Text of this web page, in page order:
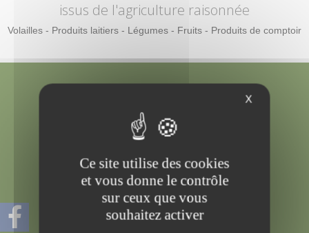
issus de l'agriculture raisonnée
Volailles - Produits laitiers - Légumes - Fruits - Produits de comptoir
X
Ce site utilise des cookies
et vous donne le contrôle
sur ceux que vous
souhaitez activer